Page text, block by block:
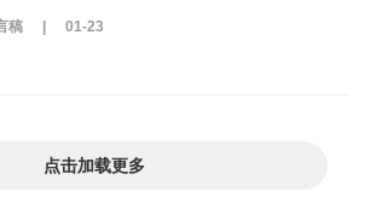
稿 | 01-23
点击加载更多